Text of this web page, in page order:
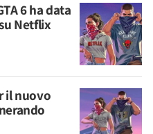
6 ha data
Netflix
il nuovo